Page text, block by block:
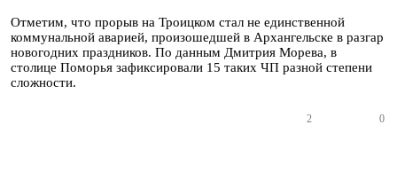
Отметим, что прорыв на Троицком стал не единственной
коммунальной аварией, произошедшей в Архангельске в разгар
новогодних праздников. По данным Дмитрия Морева, в
столице Поморья зафиксировали 15 таких ЧП разной степени
сложности.
2 0